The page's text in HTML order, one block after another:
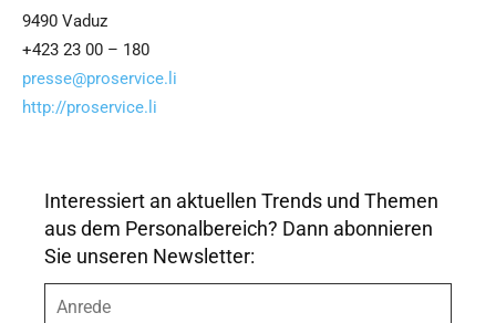
9490 Vaduz
+423 23 00 – 180
presse@proservice.li
http://proservice.li
Interessiert an aktuellen Trends und Themen
aus dem Personalbereich? Dann abonnieren
Sie unseren Newsletter: